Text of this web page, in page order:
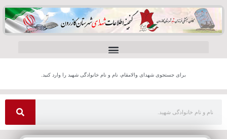
برای جستجوی شهدای والامقام، نام و نام خانوادگی شهید را وارد کنید.